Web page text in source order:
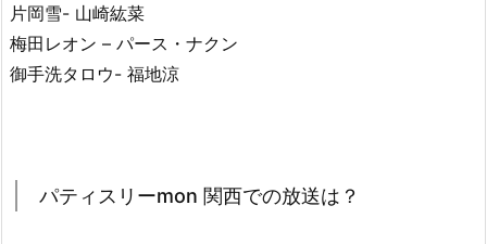
片岡雪- 山崎紘菜
梅田レオン – パース・ナクン
御手洗タロウ- 福地涼
パティスリーmon 関西での放送は？